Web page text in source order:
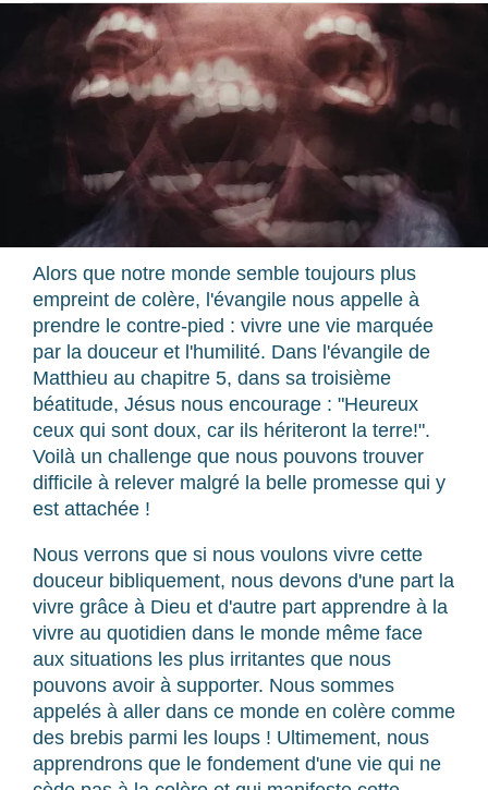
Alors que notre monde semble toujours plus
empreint de colère, l'évangile nous appelle à
prendre le contre-pied : vivre une vie marquée
par la douceur et l'humilité. Dans l'évangile de
Matthieu au chapitre 5, dans sa troisième
béatitude, Jésus nous encourage : "Heureux
ceux qui sont doux, car ils hériteront la terre!".
Voilà un challenge que nous pouvons trouver
difficile à relever malgré la belle promesse qui y
est attachée !
Nous verrons que si nous voulons vivre cette
douceur bibliquement, nous devons d'une part la
vivre grâce à Dieu et d'autre part apprendre à la
vivre au quotidien dans le monde même face
aux situations les plus irritantes que nous
pouvons avoir à supporter. Nous sommes
appelés à aller dans ce monde en colère comme
des brebis parmi les loups ! Ultimement, nous
apprendrons que le fondement d'une vie qui ne